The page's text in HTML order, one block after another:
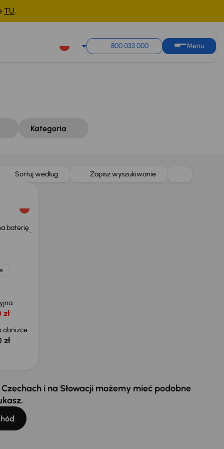
TU.
800 033 000 Menu
Kategoria
Sortuj według Zapisz wyszukiwanie
baterię
obniżce
zł
i na Słowacji możemy mieć podobne